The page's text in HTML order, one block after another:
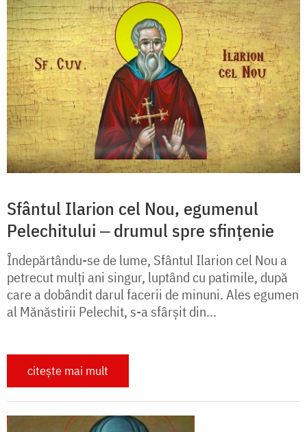
Sfântul Ilarion cel Nou, egumenul
Pelechitului ‒ drumul spre sfințenie
Îndepărtându-se de lume, Sfântul Ilarion cel Nou a
petrecut mulți ani singur, luptând cu patimile, după
care a dobândit darul facerii de minuni. Ales egumen
al Mănăstirii Pelechit, s-a sfârșit din...
citește mai mult